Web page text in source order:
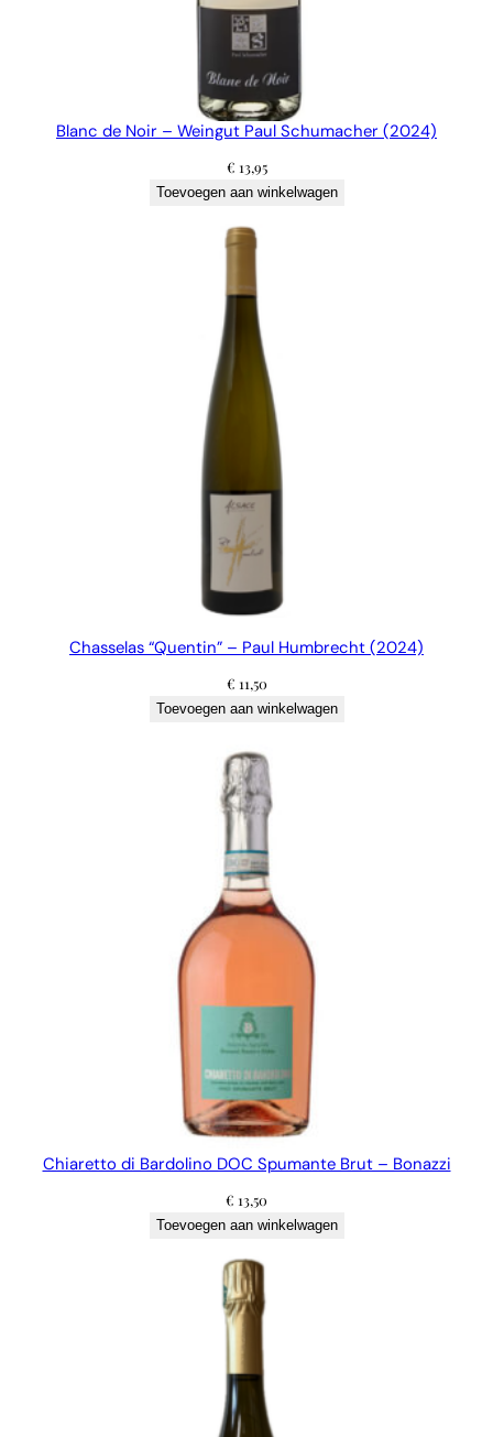
Blanc de Noir – Weingut Paul Schumacher (2024)
€ 13,95
Toevoegen aan winkelwagen
Chasselas “Quentin” – Paul Humbrecht (2024)
€ 11,50
Toevoegen aan winkelwagen
Chiaretto di Bardolino DOC Spumante Brut – Bonazzi
€ 13,50
Toevoegen aan winkelwagen